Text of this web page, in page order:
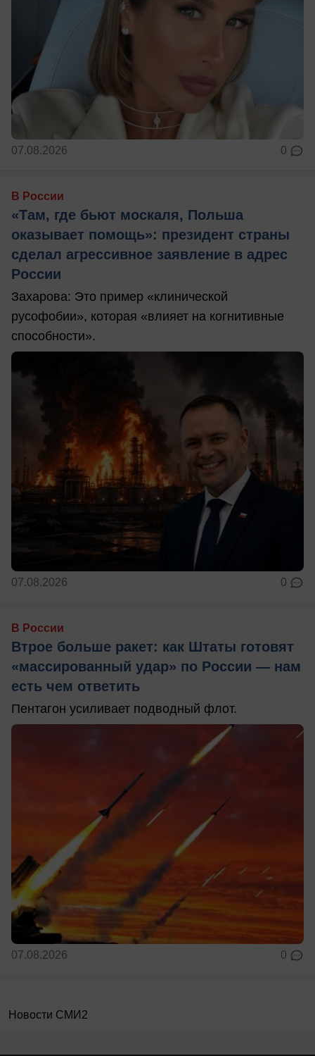
07.08.2026 0
В России
«Там, где бьют москаля, Польша
оказывает помощь»: президент страны
сделал агрессивное заявление в адрес
России
Захарова: Это пример «клинической
русофобии», которая «влияет на когнитивные
способности».
07.08.2026 0
В России
Втрое больше ракет: как Штаты готовят
«массированный удар» по России — нам
есть чем ответить
Пентагон усиливает подводный флот.
07.08.2026 0
Новости СМИ2